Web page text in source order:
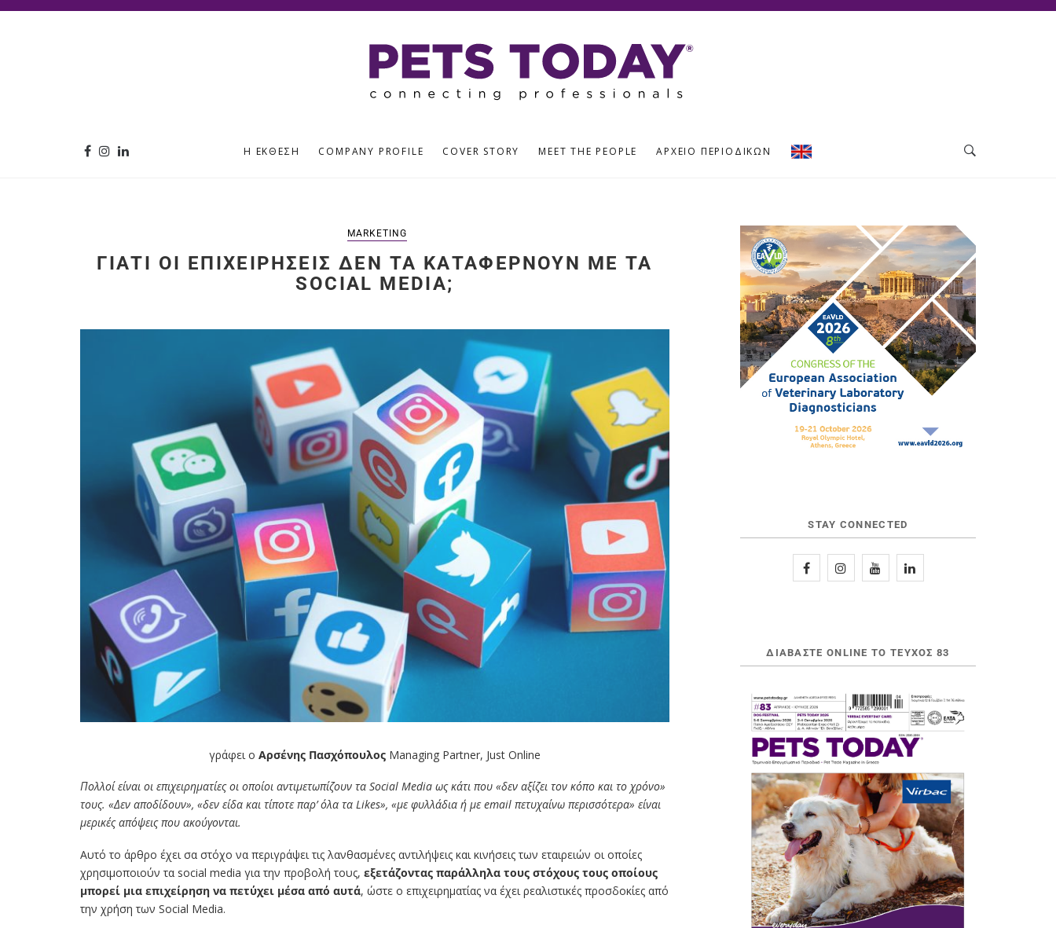
Η ΈΚΘΕΣΗ COMPANY PROFILE COVER STORY MEET THE PEOPLE ΑΡΧΕΊΟ ΠΕΡΙΟΔΙΚΏΝ
MARKETING
ΓΙΑΤΊ ΟΙ ΕΠΙΧΕΙΡΉΣΕΙΣ ΔΕΝ ΤΑ ΚΑΤΑΦΈΡΝΟΥΝ ΜΕ ΤΑ
SOCIAL MEDIA;
γράφει ο Αρσένης Πασχόπουλος Managing Partner, Just Online
Πολλοί είναι οι επιχειρηματίες οι οποίοι αντιμετωπίζουν τα Social Media ως κάτι που «δεν αξίζει τον κόπο και το χρόνο»
τους. «Δεν αποδίδουν», «δεν είδα και τίποτε παρ’ όλα τα Likes», «με φυλλάδια ή με email πετυχαίνω περισσότερα» είναι
μερικές απόψεις που ακούγονται.
Αυτό το άρθρο έχει σα στόχο να περιγράψει τις λανθασμένες αντιλήψεις και κινήσεις των εταιρειών οι οποίες
χρησιμοποιούν τα social media για την προβολή τους, εξετάζοντας παράλληλα τους στόχους τους οποίους
μπορεί μια επιχείρηση να πετύχει μέσα από αυτά, ώστε ο επιχειρηματίας να έχει ρεαλιστικές προσδοκίες από
την χρήση των Social Media.
STAY CONNECTED
ΔΙΑΒΆΣΤΕ ONLINE ΤΟ ΤΕΎΧΟΣ 83